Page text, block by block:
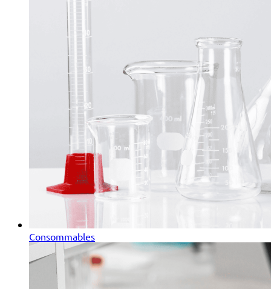
Consommables